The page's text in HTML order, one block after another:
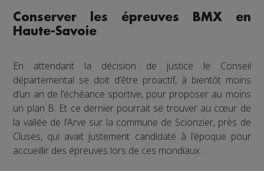
Conserver les épreuves BMX en
Haute-Savoie
En attendant la décision de justice le Conseil
départemental se doit d’être proactif, à bientôt moins
d’un an de l’échéance sportive, pour proposer au moins
un plan B. Et ce dernier pourrait se trouver au cœur de
la vallée de l’Arve sur la commune de Scionzier, près de
Cluses, qui avait justement candidaté à l’époque pour
accueillir des épreuves lors de ces mondiaux.